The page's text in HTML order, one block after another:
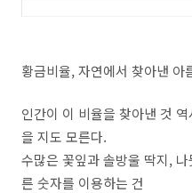
황금비율, 자연에서 찾아낸 아
인간이 이 비율을 찾아낸 것
을 지도 모른다.
수많은 꽃잎과 솔방울 딱지,
른 숫자를 이용하는 건